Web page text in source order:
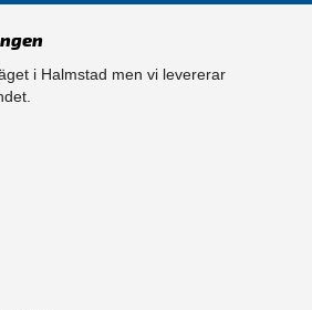
i Halmstad men vi levererar